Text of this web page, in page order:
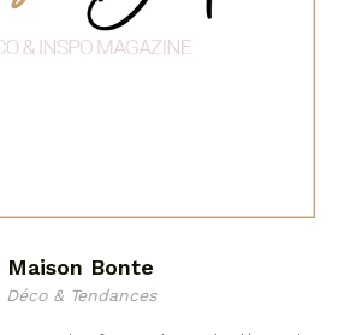
Maison Bonte
Déco & Tendances